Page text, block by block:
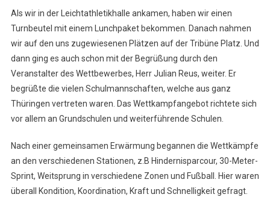
Als wir in der Leichtathletikhalle ankamen, haben wir einen
Turnbeutel mit einem Lunchpaket bekommen. Danach nahmen
wir auf den uns zugewiesenen Plätzen auf der Tribüne Platz. Und
dann ging es auch schon mit der Begrüßung durch den
Veranstalter des Wettbewerbes, Herr Julian Reus, weiter. Er
begrüßte die vielen Schulmannschaften, welche aus ganz
Thüringen vertreten waren. Das Wettkampfangebot richtete sich
vor allem an Grundschulen und weiterführende Schulen.
Nach einer gemeinsamen Erwärmung begannen die Wettkämpfe
an den verschiedenen Stationen, z.B Hindernisparcour, 30-Meter-
Sprint, Weitsprung in verschiedene Zonen und Fußball. Hier waren
überall Kondition, Koordination, Kraft und Schnelligkeit gefragt.